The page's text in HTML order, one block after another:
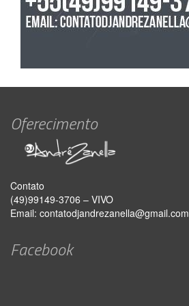
Oferecimento
Contato
(49)99149-3706 – VIVO
Email: contatodjandrezanella@gmail.com
Facebook